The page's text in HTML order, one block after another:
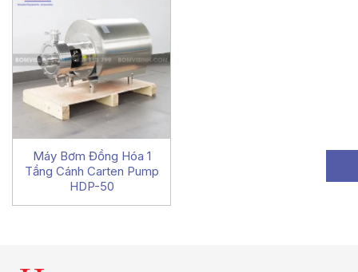
Máy Bơm Đồng Hóa 1
Tầng Cánh Carten Pump
HDP-50